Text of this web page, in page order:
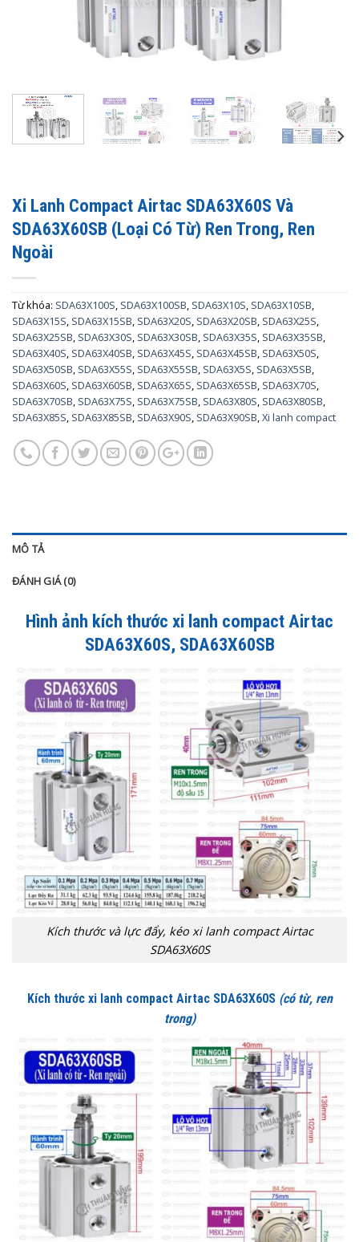
Xi Lanh Compact Airtac SDA63X60S Và
SDA63X60SB (Loại Có Từ) Ren Trong, Ren
Ngoài
Từ khóa: SDA63X100S, SDA63X100SB, SDA63X10S, SDA63X10SB,
SDA63X15S, SDA63X15SB, SDA63X20S, SDA63X20SB, SDA63X25S,
SDA63X25SB, SDA63X30S, SDA63X30SB, SDA63X35S, SDA63X35SB,
SDA63X40S, SDA63X40SB, SDA63X45S, SDA63X45SB, SDA63X50S,
SDA63X50SB, SDA63X55S, SDA63X55SB, SDA63X5S, SDA63X5SB,
SDA63X60S, SDA63X60SB, SDA63X65S, SDA63X65SB, SDA63X70S,
SDA63X70SB, SDA63X75S, SDA63X75SB, SDA63X80S, SDA63X80SB,
SDA63X85S, SDA63X85SB, SDA63X90S, SDA63X90SB,Xi lanh compact
MÔ TẢ
ĐÁNH GIÁ (0)
Hình ảnh kích thước xi lanh compact Airtac
SDA63X60S, SDA63X60SB
Kích thước và lực đẩy, kéo xi lanh compact Airtac
SDA63X60S
Kích thước xi lanh compact Airtac SDA63X60S(có từ, ren
trong)